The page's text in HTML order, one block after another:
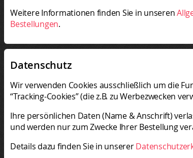
Weitere Informationen finden Sie in unseren
Bestellungen.
Datenschutz
Wir verwenden Cookies ausschließlich um die
“Tracking-Cookies” (die z.B. zu Werbezwecken
Ihre persönlichen Daten (Name & Anschrift)
und werden nur zum Zwecke Ihrer Bestellung
Details dazu finden Sie in unserer